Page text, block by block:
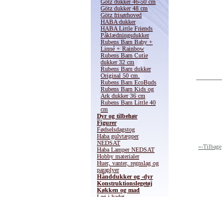
Götz dukker 46-50 cm
Götz dukker 48 cm
Götz frisørhoved
HABA dukker
HABA Little Friends
Påklædningsdukker
Rubens Barn Baby +
Linné + Rainbow
Rubens Barn Cutie
dukker 32 cm
Rubens Barn dukker
Original 50 cm.
Rubens Barn EcoBuds
Rubens Barn Kids og
Ark dukker 36 cm
Rubens Barn Little 40
cm
Dyr og tilbehør
Figurer
Fødselsdagstog
Haba gulvtæpper
NEDSAT
Haba Lamper NEDSAT
Hobby materialer
Huer, vanter, regnslag og
paraplyer
Hånddukker og -dyr
Konstruktionslegetøj
Køkken og mad
«-Tilbage